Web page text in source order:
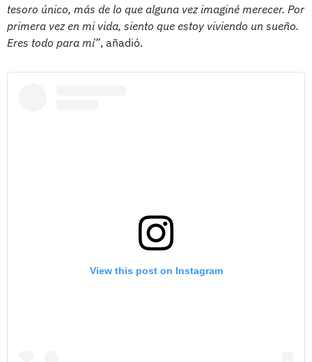
tesoro único, más de lo que alguna vez imaginé merecer. Por
primera vez en mi vida, siento que estoy viviendo un sueño.
Eres todo para mí”, añadió.
View this post on Instagram